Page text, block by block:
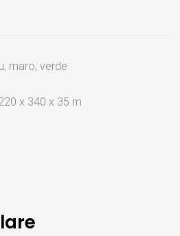
maro, verde
x 340 x 35 m